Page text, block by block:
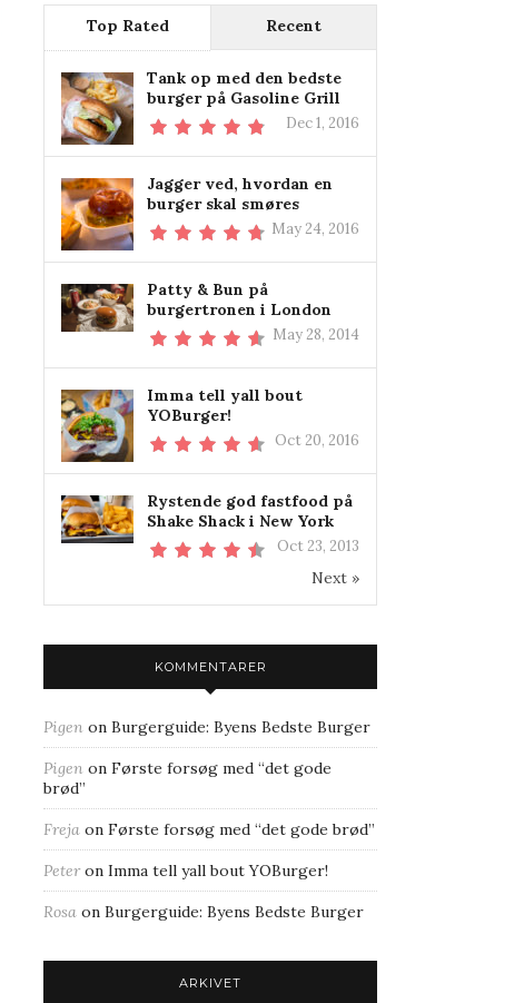
Top Rated Recent
Tank op med den bedste
burger på Gasoline Grill
Dec 1, 2016
Jagger ved, hvordan en
burger skal smøres
May 24, 2016
Patty & Bun på
burgertronen i London
May 28, 2014
Imma tell yall bout
YOBurger!
Oct 20, 2016
Rystende god fastfood på
Shake Shack i New York
Oct 23, 2013
Next »
KOMMENTARER
Pigen on Burgerguide: Byens Bedste Burger
Pigen on Første forsøg med “det gode
brød”
Freja on Første forsøg med “det gode brød”
Peteron Imma tell yall bout YOBurger!
Rosa on Burgerguide: Byens Bedste Burger
ARKIVET